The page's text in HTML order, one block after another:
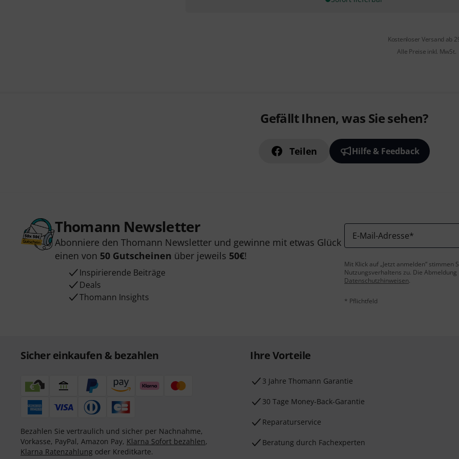
Kostenloser Versand ab
Alle Preise inkl. MwSt.
Gefällt Ihnen, was Sie sehen?
Teilen Hilfe & Feedback
Thomann Newsletter
Abonniere den Thomann Newsletter und gewinne mit etwas Glück
einen von 50 Gutscheinen über jeweils 50€!
Inspirierende Beiträge
Deals
Thomann Insights
E-Mail-Adresse*
Mit Klick auf „Jetzt anmelden“
Nutzungsverhaltens zu. Die
Datenschutzhinweisen.
* Pflichtfeld
Sicher einkaufen & bezahlen
Bezahlen Sie vertraulich und sicher per Nachnahme,
Vorkasse, PayPal, Amazon Pay, Klarna Sofort bezahlen,
Klarna Ratenzahlung oder Kreditkarte.
Ihre Vorteile
3 Jahre Thomann Garantie
30 Tage Money-Back-Garantie
Reparaturservice
Beratung durch Fachexperten